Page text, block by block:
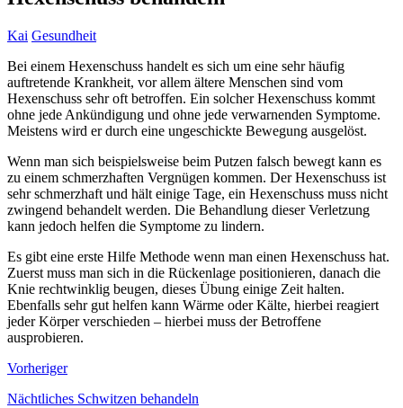
Kai Gesundheit
Bei einem Hexenschuss handelt es sich um eine sehr häufig
auftretende Krankheit, vor allem ältere Menschen sind vom
Hexenschuss sehr oft betroffen. Ein solcher Hexenschuss kommt
ohne jede Ankündigung und ohne jede verwarnenden Symptome.
Meistens wird er durch eine ungeschickte Bewegung ausgelöst.
Wenn man sich beispielsweise beim Putzen falsch bewegt kann es
zu einem schmerzhaften Vergnügen kommen. Der Hexenschuss ist
sehr schmerzhaft und hält einige Tage, ein Hexenschuss muss nicht
zwingend behandelt werden. Die Behandlung dieser Verletzung
kann jedoch helfen die Symptome zu lindern.
Es gibt eine erste Hilfe Methode wenn man einen Hexenschuss hat.
Zuerst muss man sich in die Rückenlage positionieren, danach die
Knie rechtwinklig beugen, dieses Übung einige Zeit halten.
Ebenfalls sehr gut helfen kann Wärme oder Kälte, hierbei reagiert
jeder Körper verschieden – hierbei muss der Betroffene
ausprobieren.
Vorheriger
Nächtliches Schwitzen behandeln